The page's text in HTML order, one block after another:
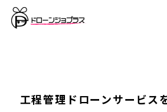
工程管理ドローンサービス